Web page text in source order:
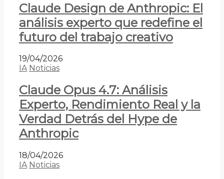
Claude Design de Anthropic: El
análisis experto que redefine el
futuro del trabajo creativo
19/04/2026
IA Noticias
Claude Opus 4.7: Análisis
Experto, Rendimiento Real y la
Verdad Detrás del Hype de
Anthropic
18/04/2026
IA Noticias